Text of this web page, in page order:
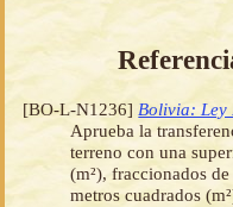
[BO-L-N1236] Bolivia: Ley
Aprueba la
terreno con una
(m²), fraccionados
metros cuadrados